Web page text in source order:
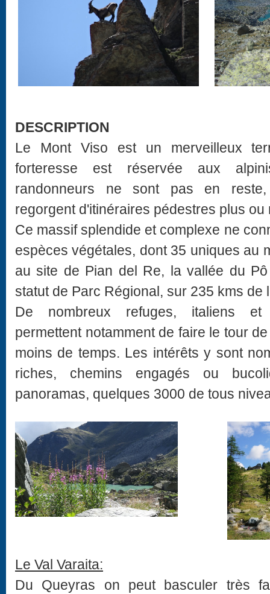
DESCRIPTION
Le Mont Viso est un merveilleux
forteresse est réservée aux
randonneurs ne sont pas en
regorgent d'itinéraires pédestres plus ou
Ce massif splendide et complexe ne
espèces végétales, dont 35 uniques au
au site de Pian del Re, la vallée du
statut de Parc Régional, sur 235 kms de
De nombreux refuges, italiens et
permettent notamment de faire le tour
moins de temps. Les intérêts y sont
riches, chemins engagés ou
panoramas, quelques 3000 de tous
Le Val Varaita:
Du Queyras on peut basculer très